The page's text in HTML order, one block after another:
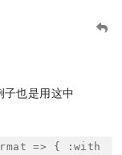
也是用这中
=> { :with